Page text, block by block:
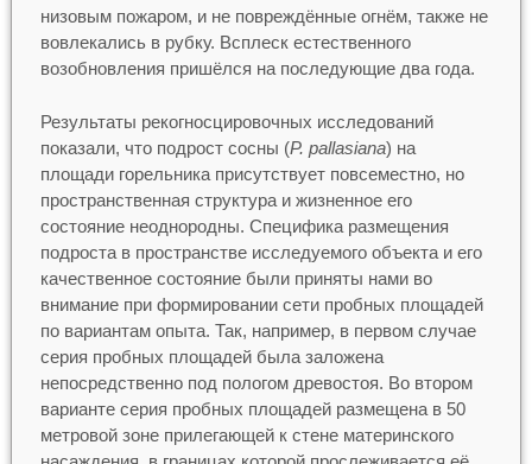
низовым пожаром, и не повреждённые огнём, также не
вовлекались в рубку. Всплеск естественного
возобновления пришёлся на последующие два года.
Результаты рекогносцировочных исследований
показали, что подрост сосны (P. рallasiana) на
площади горельника присутствует повсеместно, но
пространственная структура и жизненное его
состояние неоднородны. Специфика размещения
подроста в пространстве исследуемого объекта и его
качественное состояние были приняты нами во
внимание при формировании сети пробных площадей
по вариантам опыта. Так, например, в первом случае
серия пробных площадей была заложена
непосредственно под пологом древостоя. Во втором
варианте серия пробных площадей размещена в 50
метровой зоне прилегающей к стене материнского